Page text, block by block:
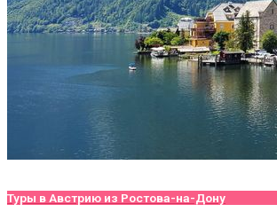
Туры в Австрию из Ростова-на-Дону